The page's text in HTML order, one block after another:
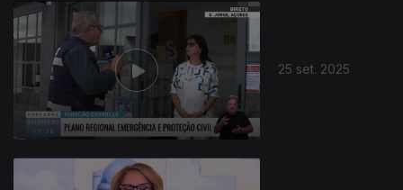
25 set. 2025
877638